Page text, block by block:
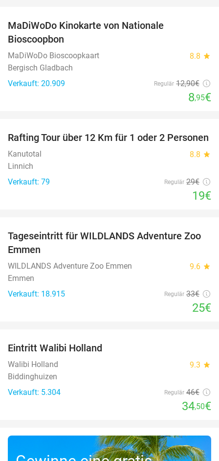
MaDiWoDo Kinokarte von Nationale
Bioscoopbon
MaDiWoDo Bioscoopkaart 8.8 star
Bergisch Gladbach
Verkauft: 20.909
Regulär 12,90€
8,95€
34%
Rafting Tour über 12 Km für 1 oder 2 Personen
Kanutotal 8.8 star
Linnich
Verkauft: 79
Regulär 29€
19€
24%
Tageseintritt für WILDLANDS Adventure Zoo
Emmen
WILDLANDS Adventure Zoo Emmen 9.6 star
Emmen
Verkauft: 18.915
Regulär 33€
25€
Eintritt Walibi Holland
Walibi Holland 9.3 star
Biddinghuizen
Verkauft: 5.304
Regulär 46€
34,50€